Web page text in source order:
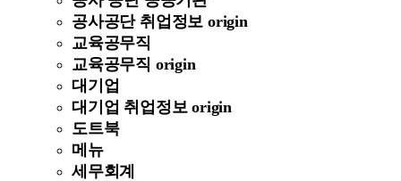
공사공단 취업정보 origin
교육공무직
교육공무직 origin
대기업
대기업 취업정보 origin
도트북
메뉴
세무회계